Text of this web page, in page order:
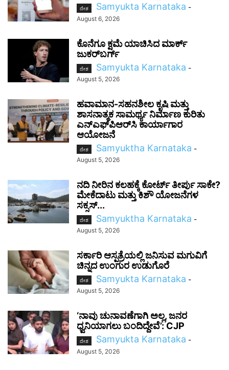
ದೇಶ Samyukta Karnataka -
August 6, 2026
ಕೊನೆಗೂ ಕ್ಷಮೆ ಯಾಚಿಸಿದ ಮಾರ್ಕ್
ಜುಕರ್‌ಬರ್ಗ್
ದೇಶ Samyukta Karnataka -
August 5, 2026
ಹವಾಮಾನ-ಸಹನಶೀಲ ಕೃಷಿ ಮತ್ತು
ಶಾಸನಾತ್ಮಕ ಸಾಮರ್ಥ್ಯ ನಿರ್ಮಾಣ ಕುರಿತು
ಎನ್‌ಎಫ್‌ಪಿಆರ್‌ಸಿ ಕಾರ್ಯಾಗಾರ
ಆಯೋಜನೆ
ದೇಶ Samyuktha Karnataka -
August 5, 2026
ನದಿ ನೀರಿನ ಕಲಹಕ್ಕೆ ಕೋರ್ಟ್ ತೀರ್ಪು ಸಾಕೇ?
ಮೇಕೆದಾಟು ಮತ್ತು ಕಿಶೌ ಯೋಜನೆಗಳ
ಸಕ್ಸಸ್...
ದೇಶ Samyuktha Karnataka -
August 5, 2026
ಸರ್ಕಾರಿ ಆಸ್ಪತ್ರೆಯಲ್ಲಿ ಜನಿಸುವ ಮಗುವಿಗೆ
ಚಿನ್ನದ ಉಂಗುರ ಉಡುಗೊರೆ
ದೇಶ Samyukta Karnataka -
August 5, 2026
‘ನಾವು ಚುನಾವಣೆಗಾಗಿ ಅಲ್ಲ, ಜನರ
ಧ್ವನಿಯಾಗಲು ಬಂದಿದ್ದೇವೆ’: CJP
ದೇಶ Samyukta Karnataka -
August 5, 2026